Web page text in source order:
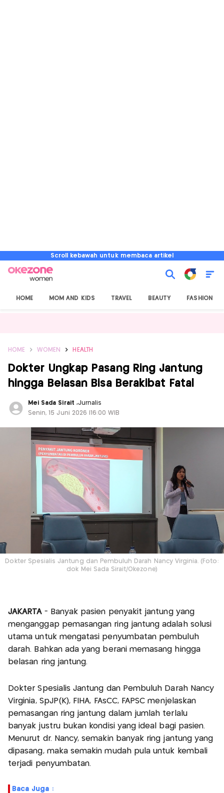
Scroll kebawah untuk membaca artikel
HOME MOM AND KIDS TRAVEL BEAUTY FASHION
HOME WOMEN HEALTH
Dokter Ungkap Pasang Ring Jantung
hingga Belasan Bisa Berakibat Fatal
Mei Sada Sirait ,Jurnalis
Senin, 15 Juni 2026 |16:00 WIB
Dokter Spesialis Jantung dan Pembuluh Darah Nancy Virginia. (Foto:
dok Mei Sada Sirait/Okezone)
JAKARTA- Banyak pasien penyakit jantung yang
menganggap pemasangan ring jantung adalah solusi
utama untuk mengatasi penyumbatan pembuluh
darah. Bahkan ada yang berani memasang hingga
belasan ring jantung.
Dokter Spesialis Jantung dan Pembuluh Darah Nancy
Virginia, SpJP(K), FIHA, FAsCC, FAPSC menjelaskan
pemasangan ring jantung dalam jumlah terlalu
banyak justru bukan kondisi yang ideal bagi pasien.
Menurut dr. Nancy, semakin banyak ring jantung yang
dipasang, maka semakin mudah pula untuk kembali
terjadi penyumbatan.
Baca Juga :